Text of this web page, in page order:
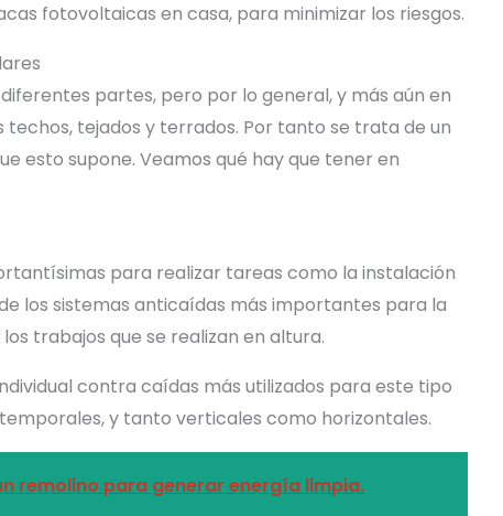
fotovoltaicas en casa, para minimizar los riesgos.
partes, pero por lo general, y más aún en
techos, tejados y terrados. Por tanto se trata de un
esto supone. Veamos qué hay que tener en
para realizar tareas como la instalación
los sistemas anticaídas más importantes para la
trabajos que se realizan en altura.
contra caídas más utilizados para este tipo
y tanto verticales como horizontales.
remolino para generar energía limpia.